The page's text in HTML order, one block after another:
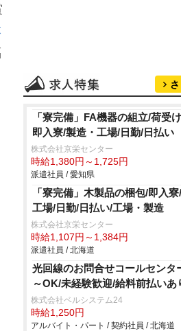
「寮完備」FA機器の組立/荷受
即入寮/製造・工場/日勤/日払い
株式会社京栄センター
時給1,380円～1,725円
派遣社員 / 愛知県
「寮完備」木製品の梱包/即入寮
工場/日勤/日払い/工場・製造
株式会社京栄センター
時給1,107円～1,384円
派遣社員 / 北海道
光回線のお問合せコールセンタ
～OK/未経験歓迎/給料前払いあ
株式会社ベルシステム24
時給1,250円
アルバイト・パート / 契約社員 / 北海道